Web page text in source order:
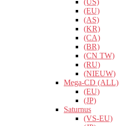
(US)
(EU)
(AS)
(KR)
(CA)
(BR)
(CN TW)
(RU)
(NIEUW)
Mega-CD (ALL)
(EU)
(JP)
Saturnus
(VS-EU)